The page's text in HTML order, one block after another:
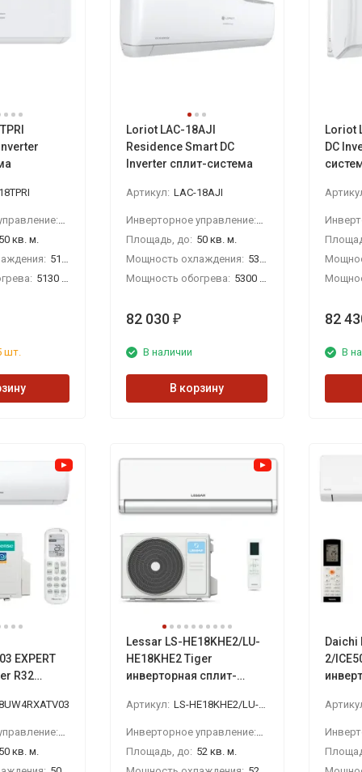
Инверторное управление:Да
кв. м.
5100 Вт
5130 Вт
шт.
Loriot LAC-18AJI
Residence Smart DC
Inverter сплит-система
Артикул: LAC-18AJI
Инверторное управление:Да
Площадь, до: 50 кв. м.
Мощность охлаждения: 5300 Вт
Мощность обогрева: 5300 Вт
82 030 ₽
В наличии
В корзину
Loriot
DC
82
В
EXPERT
R32
кв. м.
Lessar LS-HE18KHE2/LU-
HE18KHE2 Tiger
инверторная сплит-
Артикул: LS-HE18KHE2/LU-HE18KHE2
Площадь, до: 52 кв. м.
Daichi
2/